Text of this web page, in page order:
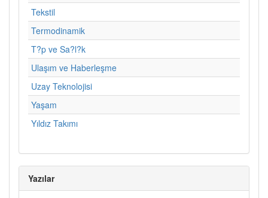
Tekstil
Termodinamik
T?p ve Sa?l?k
Ulaşım ve Haberleşme
Uzay Teknolojisi
Yaşam
Yıldız Takımı
Yazılar